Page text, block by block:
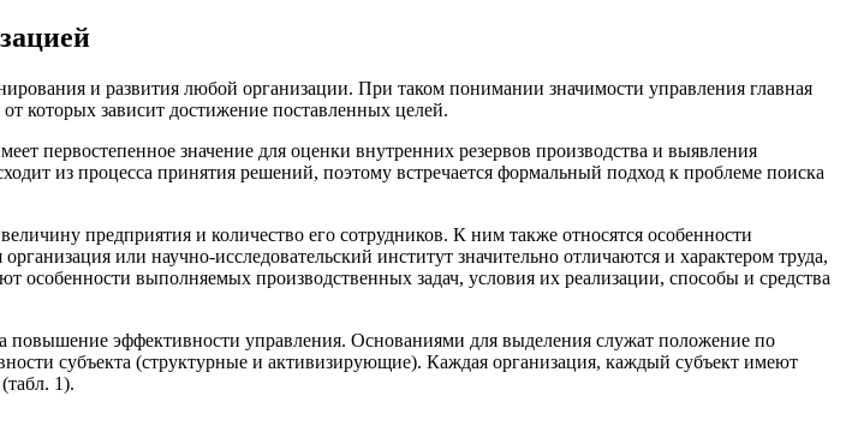
и развития любой организации. При таком понимании значимости управления главная
которых зависит достижение поставленных целей.
первостепенное значение для оценки внутренних резервов производства и выявления
из процесса принятия решений, поэтому встречается формальный подход к проблеме поиска
предприятия и количество его сотрудников. К ним также относятся особенности
или научно-исследовательский институт значительно отличаются и характером труда,
выполняемых производственных задач, условия их реализации, способы и средства
эффективности управления. Основаниями для выделения служат положение по
субъекта (структурные и активизирующие). Каждая организация, каждый субъект имеют
1).